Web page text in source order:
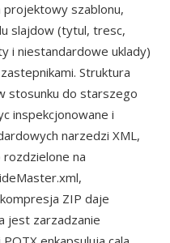
szablonu,
slajdow (tytul, tresc,
i niestandardowe uklady)
Struktura
stosunku do starszego
inspekcjonowane i
narzedzi XML,
na
ZIP daje
jest zarzadzanie